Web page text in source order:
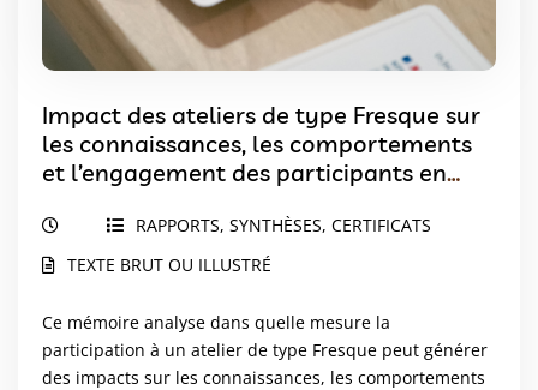
Impact des ateliers de type Fresque sur
les connaissances, les comportements
et l’engagement des participants en
RAPPORTS, SYNTHÈSES, CERTIFICATS
TEXTE BRUT OU ILLUSTRÉ
Ce mémoire analyse dans quelle mesure la
participation à un atelier de type Fresque peut générer
des impacts sur les connaissances, les comportements